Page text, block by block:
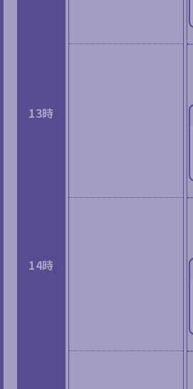
13時
14時